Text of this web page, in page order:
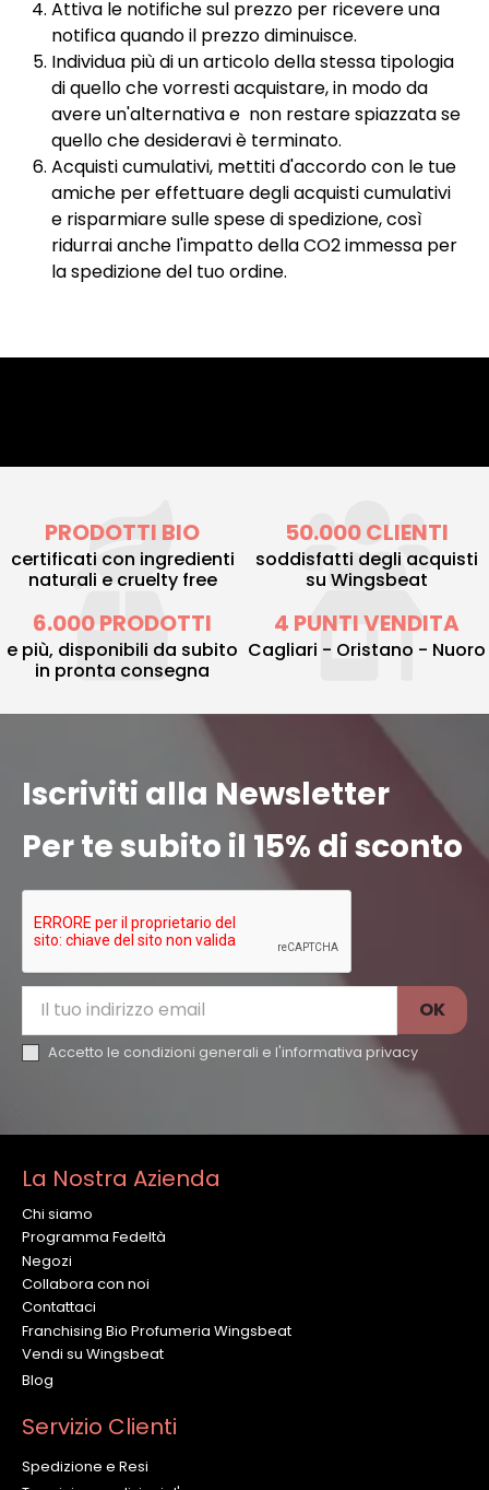
Attiva le notifiche sul prezzo per ricevere una
notifica quando il prezzo diminuisce.
Individua più di un articolo della stessa tipologia
di quello che vorresti acquistare, in modo da
avere un'alternativa e non restare spiazzata se
quello che desideravi è terminato.
Acquisti cumulativi, mettiti d'accordo con le tue
amiche per effettuare degli acquisti cumulativi
e risparmiare sulle spese di spedizione, così
ridurrai anche l'impatto della CO2 immessa per
la spedizione del tuo ordine.
PRODOTTI BIO
certificati con ingredienti
naturali e cruelty free
50.000 CLIENTI
soddisfatti degli acquisti
su Wingsbeat
6.000 PRODOTTI
e più, disponibili da subito
in pronta consegna
4 PUNTI VENDITA
Cagliari - Oristano - Nuoro
Iscriviti alla Newsletter
Per te subito il 15% di sconto
Accetto le condizioni generali e l'informativa privacy
La Nostra Azienda
Chi siamo
Programma Fedeltà
Negozi
Collabora con noi
Contattaci
Franchising Bio Profumeria Wingsbeat
Vendi su Wingsbeat
Blog
Servizio Clienti
Spedizione e Resi